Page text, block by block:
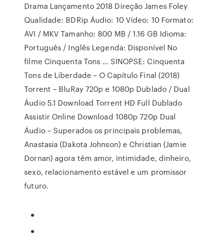
Drama Lançamento 2018 Direção James Foley
Qualidade: BDRip Áudio: 10 Vídeo: 10 Formato:
AVI / MKV Tamanho: 800 MB / 1.16 GB Idioma:
Português / Inglês Legenda: Disponível No
filme Cinquenta Tons … SINOPSE: Cinquenta
Tons de Liberdade – O Capítulo Final (2018)
Torrent – BluRay 720p e 1080p Dublado / Dual
Áudio 5.1 Download Torrent HD Full Dublado
Assistir Online Download 1080p 720p Dual
Áudio – Superados os principais problemas,
Anastasia (Dakota Johnson) e Christian (Jamie
Dornan) agora têm amor, intimidade, dinheiro,
sexo, relacionamento estável e um promissor
futuro.